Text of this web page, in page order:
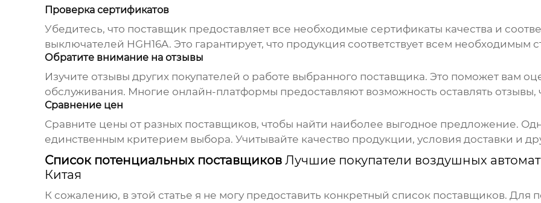
Проверка сертификатов
Убедитесь, что поставщик предоставляет все необходимые сертификаты качества и
выключателей HGН16A. Это гарантирует, что продукция соответствует всем необходимым
Обратите внимание на отзывы
Изучите отзывы других покупателей о работе выбранного поставщика. Это поможет вам
обслуживания. Многие онлайн-платформы предоставляют возможность оставлять
Сравнение цен
Сравните цены от разных поставщиков, чтобы найти наиболее выгодное предложение.
единственным критерием выбора. Учитывайте качество продукции, условия доставки и
Список потенциальных поставщиков Лучшие покупатели воздушных
Китая
К сожалению, в этой статье я не могу предоставить конкретный список поставщиков.